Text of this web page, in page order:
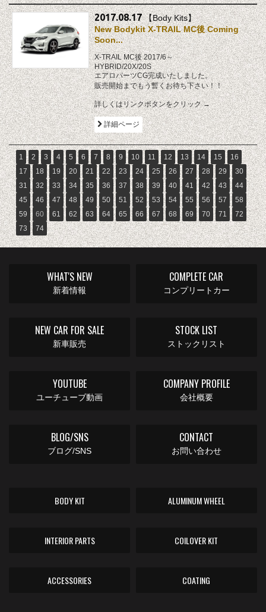
2017.08.17【Body Kits】
New Bodykit X-TRAIL MC後 Coming
Soon...
X-TRAIL MC後 2017/6～
HYBRID/20X/20S
エアロパーツCG完成いたしました。
販売開始までもう暫くお待ち下さい！！
詳しくはリンクボタンをクリック →
詳細ページ
1 2 3 4 5 6 7 8 9 10 11 12 13 14 15
16
17
18 19 20 21 22 23 24 25 26 27 28 29
30
31
32 33 34 35 36 37 38 39 40 41 42 43
44
45
46 47 48 49 50 51 52 53 54 55 56 57
58
59
60 61 62 63 64 65 66 67 68 69 70 71
72
73
74
WHAT'S NEW
新着情報
COMPLETE CAR
コンプリートカー
NEW CAR FOR SALE
新車販売
STOCK LIST
ストックリスト
YOUTUBE
ユーチューブ動画
COMPANY PROFILE
会社概要
BLOG/SNS
ブログ/SNS
CONTACT
お問い合わせ
BODY KIT ALUMINUM WHEEL
INTERIOR PARTS COILOVER KIT
ACCESSORIES COATING